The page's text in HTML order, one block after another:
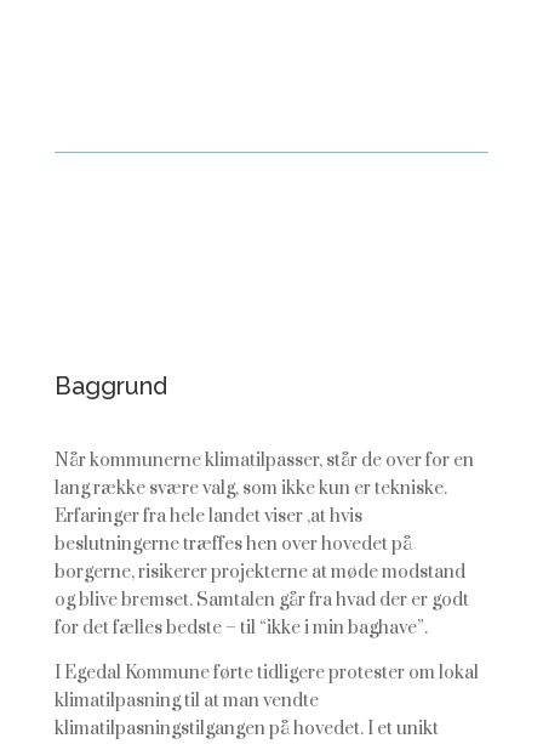
Baggrund
Når kommunerne klimatilpasser, står de over for en
lang række svære valg, som ikke kun er tekniske.
Erfaringer fra hele landet viser ,at hvis
beslutningerne træffes hen over hovedet på
borgerne, risikerer projekterne at møde modstand
og blive bremset. Samtalen går fra hvad der er godt
for det fælles bedste – til “ikke i min baghave”.
I Egedal Kommune førte tidligere protester om lokal
klimatilpasning til at man vendte
klimatilpasningstilgangen på hovedet. I et unikt